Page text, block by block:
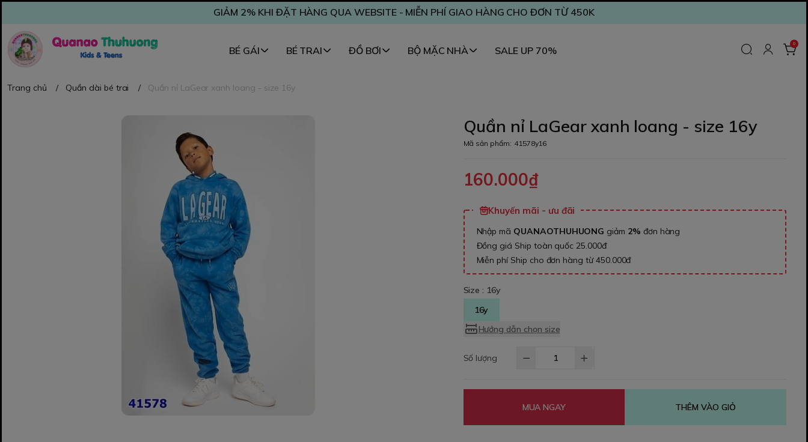
GIẢM 2% KHI ĐẶT HÀNG QUA WEBSITE - MIỄN PHÍ GIAO HÀNG CHO ĐƠN TỪ 450K
BÉ GÁI BÉ TRAI ĐỒ BƠI BỘ MẶC NHÀ SALE UP 70%
0
Trang chủ / Quần dài bé trai / Quần nỉ LaGear xanh loang - size 16y
Quần nỉ LaGear xanh loang - size 16y
Mã sản phẩm: 41578y16
160.000₫
Khuyến mãi - ưu đãi
Nhập mã QUANAOTHUHUONG giảm 2% đơn hàng
Đồng giá Ship toàn quốc 25.000đ
Miễn phí Ship cho đơn hàng từ 450.000đ
Size : 16y
16y
Hướng dẫn chọn size
Số lượng
MUA NGAY THÊM VÀO GIỎ